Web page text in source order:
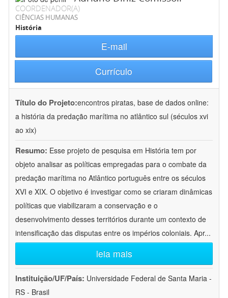
COORDENADOR(A)
CIÊNCIAS HUMANAS
História
E-mail
Currículo
Título do Projeto:encontros piratas, base de dados online:
a história da predação marítima no atlântico sul (séculos xvi
ao xix)
Resumo: Esse projeto de pesquisa em História tem por
objeto analisar as políticas empregadas para o combate da
predação marítima no Atlântico português entre os séculos
XVI e XIX. O objetivo é investigar como se criaram dinâmicas
políticas que viabilizaram a conservação e o
desenvolvimento desses territórios durante um contexto de
intensificação das disputas entre os impérios coloniais. Apr...
leia mais
Instituição/UF/País: Universidade Federal de Santa Maria -
RS - Brasil